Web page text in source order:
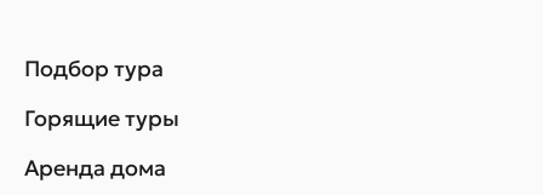
Подбор тура
Горящие туры
Аренда дома